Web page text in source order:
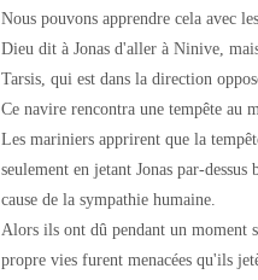
Nous pouvons apprendre cela avec
Dieu dit à Jonas d'aller à Ninive,
Tarsis, qui est dans la direction
Ce navire rencontra une tempête au
Les mariniers apprirent que la
seulement en jetant Jonas par-
cause de la sympathie humaine.
Alors ils ont dû pendant un moment
propre vies furent menacées qu'ils